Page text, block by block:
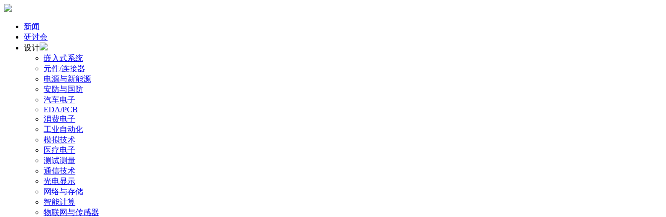
新闻
研讨会
设计
嵌入式系统
元件/连接器
电源与新能源
安防与国防
汽车电子
EDA/PCB
消费电子
工业自动化
模拟技术
医疗电子
测试测量
通信技术
光电显示
网络与存储
智能计算
物联网与传感器